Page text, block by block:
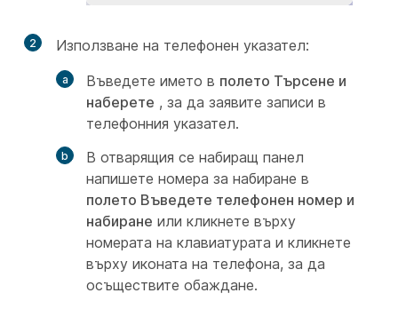
2
Използване на телефонен указател:
Въведете името в полето Търсене и
наберете , за да заявите записи в
телефонния указател.
В отварящия се набиращ панел
напишете номера за набиране в
полето Въведете телефонен номер и
набиране или кликнете върху
номерата на клавиатурата и кликнете
върху иконата на телефона, за да
осъществите обаждане.